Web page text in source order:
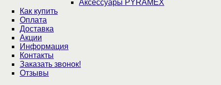
Аксессуары PYRAMEX
Как купить
Оплата
Доставка
Акции
Информация
Контакты
Заказать звонок!
Отзывы